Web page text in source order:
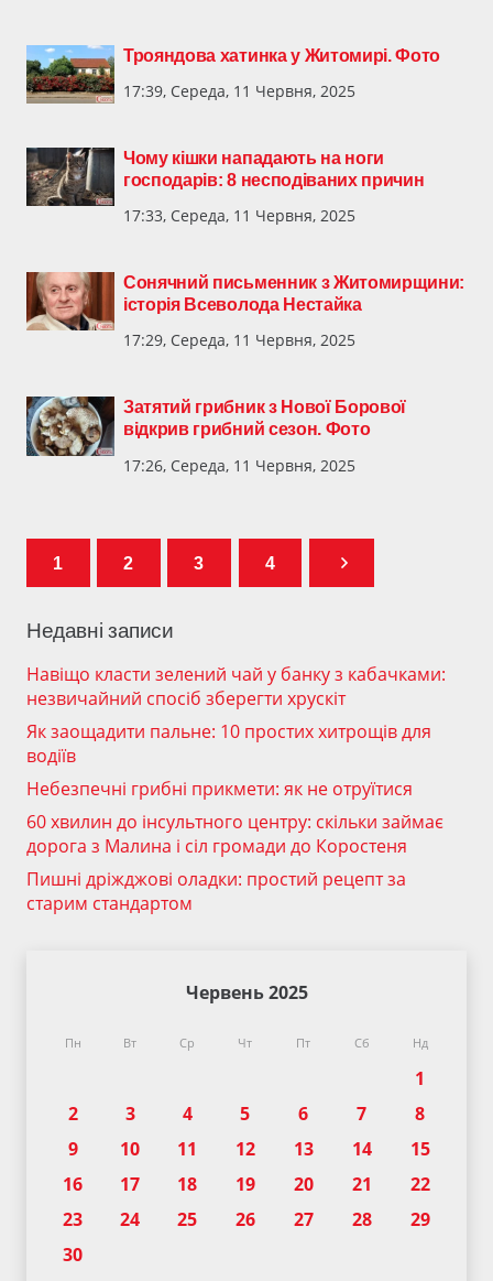
Трояндова хатинка у Житомирі. Фото
17:39, Середа, 11 Червня, 2025
Чому кішки нападають на ноги
господарів: 8 несподіваних причин
17:33, Середа, 11 Червня, 2025
Сонячний письменник з Житомирщини:
історія Всеволода Нестайка
17:29, Середа, 11 Червня, 2025
Затятий грибник з Нової Борової
відкрив грибний сезон. Фото
17:26, Середа, 11 Червня, 2025
1 2 3 4
Недавні записи
Навіщо класти зелений чай у банку з кабачками:
незвичайний спосіб зберегти хрускіт
Як заощадити пальне: 10 простих хитрощів для
водіїв
Небезпечні грибні прикмети: як не отруїтися
60 хвилин до інсультного центру: скільки займає
дорога з Малина і сіл громади до Коростеня
Пишні дріжджові оладки: простий рецепт за
старим стандартом
Червень 2025
Пн Вт Ср Чт Пт Сб Нд
1
2
3 4 5 6 7
8
9
10 11 12 13 14
15
16
17 18 19 20 21
22
23
24 25 26 27 28
29
30